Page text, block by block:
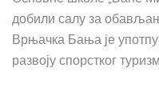
добили салу за
Врњачка Бања је
развоју спорстког